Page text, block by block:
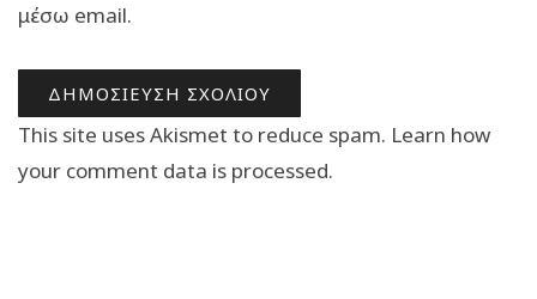
μέσω email.
This site uses Akismet to reduce spam. Learn how
your comment data is processed.